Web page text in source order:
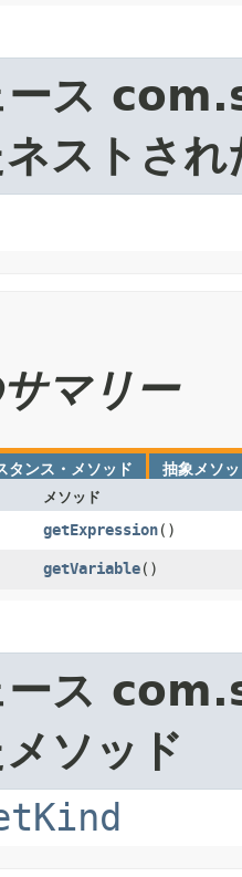
ース
ストさ
マリー
タンス・メソッド 抽象メソ
メソッド
getExpression()
getVariable()
ース
ソッド